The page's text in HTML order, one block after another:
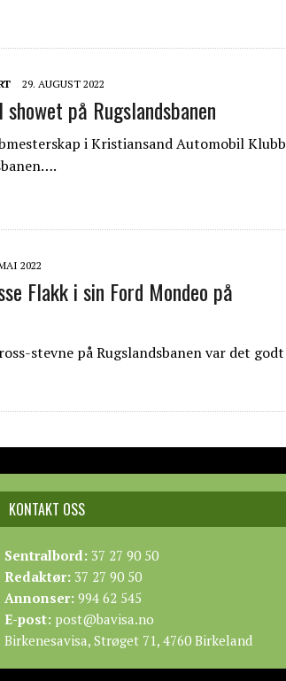
29. AUGUST 2022
på Rugslandsbanen
i Kristiansand Automobil Klubb
2022
Flakk i sin Ford Mondeo på
stevne på Rugslandsbanen var det godt
KONTAKT OSS
Sentralbord: 37 27 90 50
Redaktør: 37 27 90 50
Annonser: 994 62 545
E-post: post@bavisa.no
Birkenesavisa, Strøget 71, 4760 Birkeland